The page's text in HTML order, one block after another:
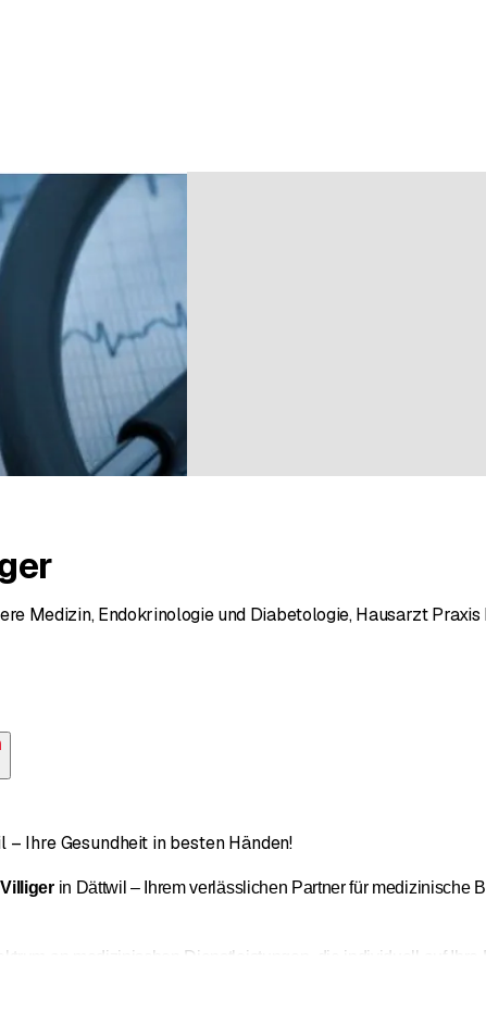
Medizin, Endokrinologie und Diabetologie, Hausarzt
Ihre Gesundheit in besten Händen!
in Dättwil – Ihrem verlässlichen Partner für medizinische
an medizinischen Dienstleistungen, die individuell auf Ihre
zur Seite – sei es für Vorsorgeuntersuchungen,